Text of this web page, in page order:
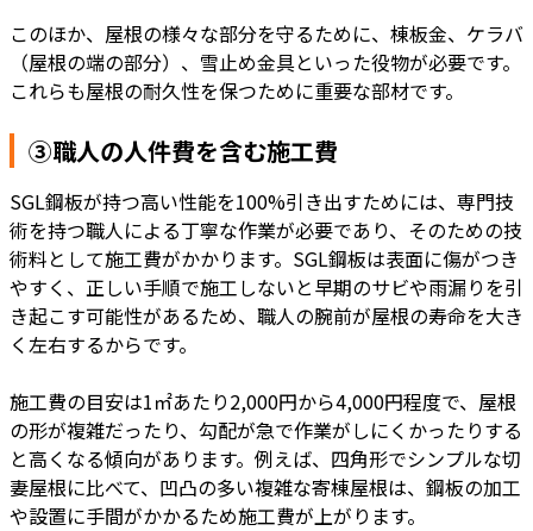
このほか、屋根の様々な部分を守るために、棟板金、ケラバ
（屋根の端の部分）、雪止め金具といった役物が必要です。
これらも屋根の耐久性を保つために重要な部材です。
③職人の人件費を含む施工費
SGL鋼板が持つ高い性能を100%引き出すためには、専門技
術を持つ職人による丁寧な作業が必要であり、そのための技
術料として施工費がかかります。SGL鋼板は表面に傷がつき
やすく、正しい手順で施工しないと早期のサビや雨漏りを引
き起こす可能性があるため、職人の腕前が屋根の寿命を大き
く左右するからです。
施工費の目安は1㎡あたり2,000円から4,000円程度で、屋根
の形が複雑だったり、勾配が急で作業がしにくかったりする
と高くなる傾向があります。例えば、四角形でシンプルな切
妻屋根に比べて、凹凸の多い複雑な寄棟屋根は、鋼板の加工
や設置に手間がかかるため施工費が上がります。